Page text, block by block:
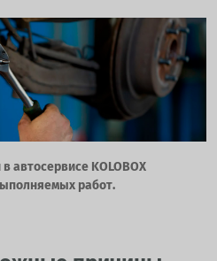
автосервисе KOLOBOX
работ.